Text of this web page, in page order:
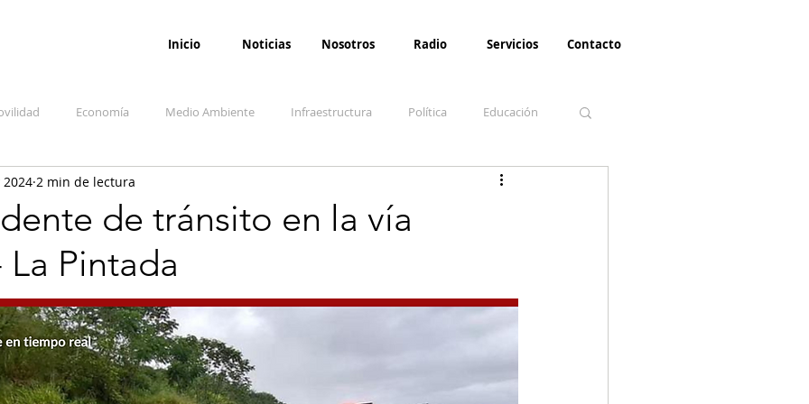
Inicio Noticias Nosotros Radio Servicios Contacto
Economía Medio Ambiente Infraestructura Política Educación
Salud Opinión Paz
Vida y sociedad Denuncia Ciudadana
de tránsito en la vía
La Pintada
2024 2 min de lectura